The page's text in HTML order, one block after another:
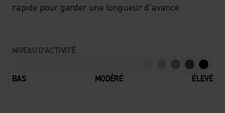
rapide pour garder une longueur d'avance.
NIVEAU D'ACTIVITÉ
BAS MODÉRÉ ÉLEVÉ